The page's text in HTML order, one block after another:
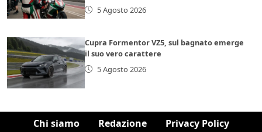
5 Agosto 2026
Cupra Formentor VZ5, sul bagnato emerge
il suo vero carattere
5 Agosto 2026
Chi siamo Redazione Privacy Policy